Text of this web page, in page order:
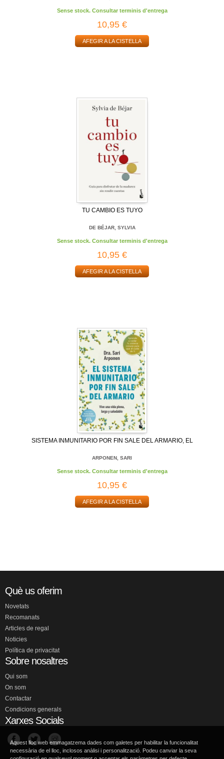
Sense stock. Consultar terminis d'entrega
10,95 €
AFEGIR A LA CISTELLA
TU CAMBIO ES TUYO
DE BÉJAR, SYLVIA
Sense stock. Consultar terminis d'entrega
10,95 €
AFEGIR A LA CISTELLA
SISTEMA INMUNITARIO POR FIN SALE DEL ARMARIO, EL
ARPONEN, SARI
Sense stock. Consultar terminis d'entrega
10,95 €
AFEGIR A LA CISTELLA
Què us oferim
Novetats
Recomanats
Articles de regal
Noticies
Política de privacitat
Sobre nosaltres
Qui som
On som
Contactar
Condicions generals
Xarxes Socials
Aquest lloc web emmagatzema dades com galetes per habilitar la funcionalitat
necessària de el lloc, inclosos anàlisi i personalització. Podeu canviar la seva